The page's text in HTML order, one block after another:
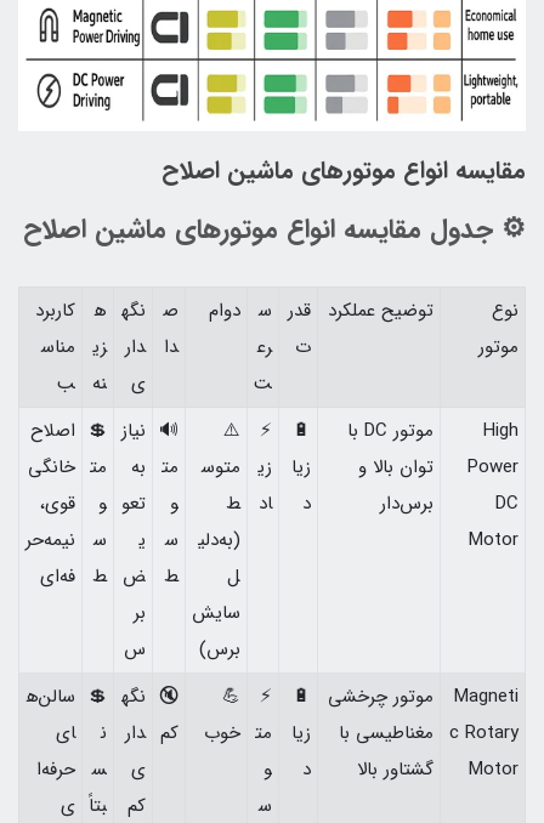
مقایسه انواع موتورهای ماشین اصلاح
⚙️ جدول مقایسه انواع موتورهای ماشین اصلاح
نوع
موتور
توضیح عملکرد
قدر
ت
س
رع
ت
دوام
ص
دا
نگه
دار
ی
ه
زی
نه
کاربرد
مناس
ب
High
Power
DC
Motor
موتور DC با
توان بالا و
برس‌دار
🔋
زیا
د
⚡
زی
اد
⚠️
متوس
ط
(به‌دلی
ل
سایش
برس)
🔊
مت
و
س
ط
نیاز
به
تعو
ی
ض
بر
س
💲
مت
و
س
ط
اصلاح
خانگی
قوی،
نیمه‌حر
فه‌ای
Magneti
c Rotary
Motor
موتور چرخشی
مغناطیسی با
گشتاور بالا
🔋
زیا
د
⚡
مت
و
س
💪
خوب
🔇
کم
نگه
دار
ی
کم
💲
ن
س
بتاً
سالن‌ه
ای
حرفه‌ا
ی